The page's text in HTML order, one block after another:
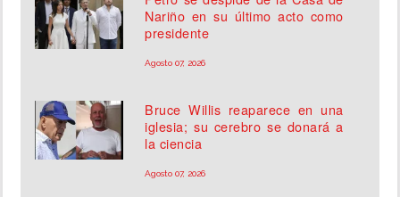
Nariño en su último acto como
presidente
Agosto 07, 2026
Bruce Willis reaparece en una
iglesia; su cerebro se donará a
la ciencia
Agosto 07, 2026